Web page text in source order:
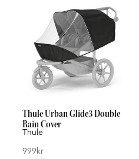
Thule Urban Glide3 Double
Rain Cover
Thule
999kr